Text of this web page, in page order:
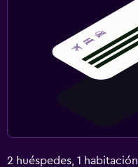
2 huéspedes, 1 habitación